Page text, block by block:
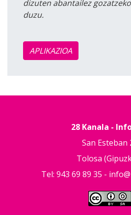
dizuten abantailez
duzu.
APLIKAZIOA
28 Kanala -
San Esteban
Tolosa
Tel: 943 69 89 35 -